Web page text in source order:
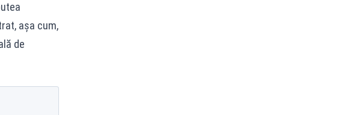
așa cum,
de